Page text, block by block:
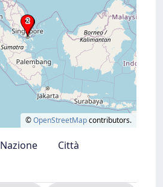
©OpenStreetMapcontributors.
Nazione
Città